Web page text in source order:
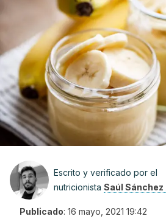
Escrito y verificado por el
nutricionista Saúl Sánchez
Publicado: 16 mayo, 2021 19:42